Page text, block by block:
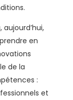
aujourd’hui,
en
de la
:
et